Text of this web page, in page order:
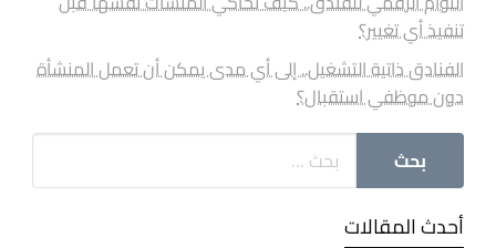
تنفيذ أي تغيير؟
الفنادق ذاتية التشغيل.. إلى أي مدى يمكن أن تعمل المنشأة
دون موظفي استقبال؟
أحدث المقالات